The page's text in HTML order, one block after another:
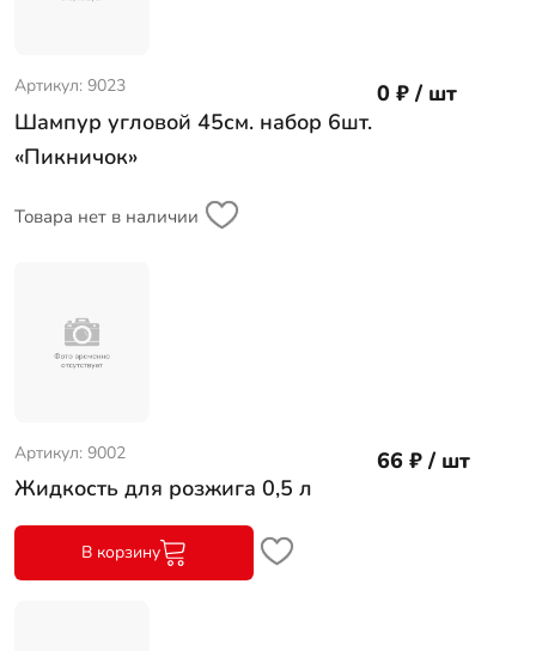
Артикул: 9023
Шампур угловой 45см. набор 6шт.
«Пикничок»
Товара нет в наличии
0 ₽ / шт
Артикул: 9002
Жидкость для розжига 0,5 л
В корзину
66 ₽ / шт